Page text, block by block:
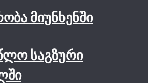
მიუნხენში
საგზური